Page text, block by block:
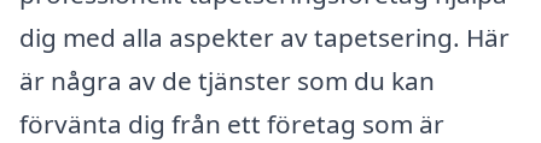
dig med alla aspekter av tapetsering. Här
är några av de tjänster som du kan
förvänta dig från ett företag som är